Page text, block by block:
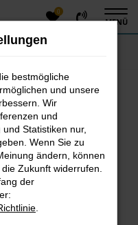
0
MENÜ
helfen können:
deine
Beispiel deine
bestmögliche
und unsere
Wir
und
Statistiken nur,
Wenn Sie zu
ändern, können
Zukunft widerrufen.
der